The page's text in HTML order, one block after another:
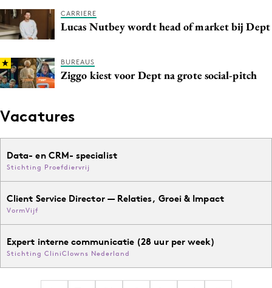
CARRIERE
Lucas Nutbey wordt head of market bij Dept
BUREAUS
Ziggo kiest voor Dept na grote social-pitch
Vacatures
Data- en CRM- specialist
Stichting Proefdiervrij
Client Service Director — Relaties, Groei & Impact
VormVijf
Expert interne communicatie (28 uur per week)
Stichting CliniClowns Nederland